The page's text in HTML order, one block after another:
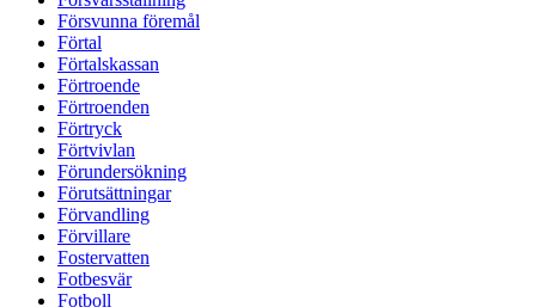
Försvunna föremål
Förtal
Förtalskassan
Förtroende
Förtroenden
Förtryck
Förtvivlan
Förundersökning
Förutsättningar
Förvandling
Förvillare
Fostervatten
Fotbesvär
Fotboll